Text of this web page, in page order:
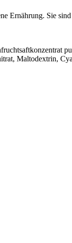
Ernährung. Sie
Maltodextrin,